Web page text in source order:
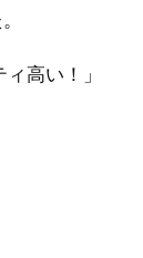
高い！」